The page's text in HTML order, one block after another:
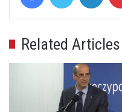
Related Articles